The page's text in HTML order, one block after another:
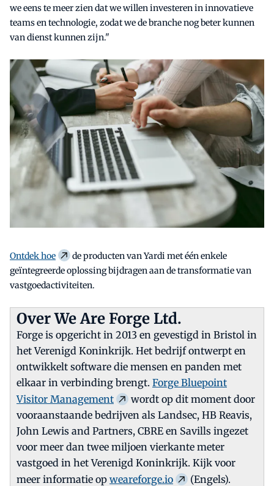
we eens te meer zien dat we willen investeren in innovatieve
teams en technologie, zodat we de branche nog beter kunnen
van dienst kunnen zijn."
Ontdek hoe
de producten van Yardi met één enkele
geïntegreerde oplossing bijdragen aan de transformatie van
vastgoedactiviteiten.
Over We Are Forge Ltd.
Forge is opgericht in 2013 en gevestigd in Bristol in
het Verenigd Koninkrijk. Het bedrijf ontwerpt en
ontwikkelt software die mensen en panden met
elkaar in verbinding brengt. Forge Bluepoint
Visitor Management
wordt op dit moment door
vooraanstaande bedrijven als Landsec, HB Reavis,
John Lewis and Partners, CBRE en Savills ingezet
voor meer dan twee miljoen vierkante meter
vastgoed in het Verenigd Koninkrijk. Kijk voor
meer informatie op weareforge.io (Engels).